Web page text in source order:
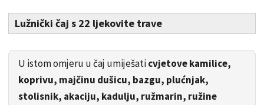
Lužnički čaj s 22 ljekovite trave
U istom omjeru u čaj umiješaticvjetove kamilice,
koprivu, majčinu dušicu, bazgu, plućnjak,
stolisnik, akaciju, kadulju, ružmarin, ružine